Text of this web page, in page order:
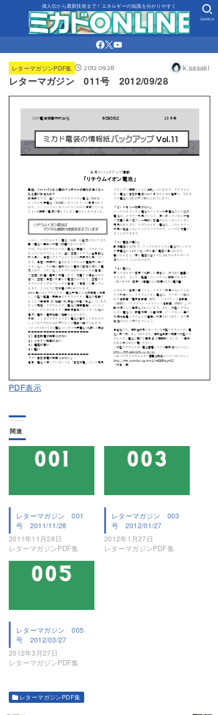
偉人伝から最新技術まで！エネルギーの知識を分かりやすく
SEARCH
レターマガジンPDF集 2012.09.28 k.sasaki
レターマガジン 011号 2012/09/28
PDF表示
関連
レターマガジン 001
号 2011/11/28
2011年11月28日
レターマガジンPDF集
レターマガジン 003
号 2012/01/27
2012年1月27日
レターマガジンPDF集
レターマガジン 005
号 2012/03/27
2012年3月27日
レターマガジンPDF集
レターマガジンPDF集